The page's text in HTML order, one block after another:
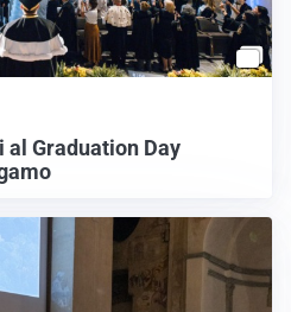
Graduation Day